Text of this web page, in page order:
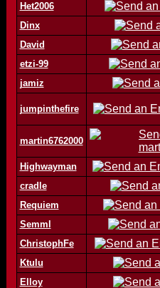
Het2006
Dinx
David
etzi-99
jamiz
jumpinthefire
martin6762000
Highwayman
cradle
Requiem
Semml
ChristophFe
Ktulu
Elloy